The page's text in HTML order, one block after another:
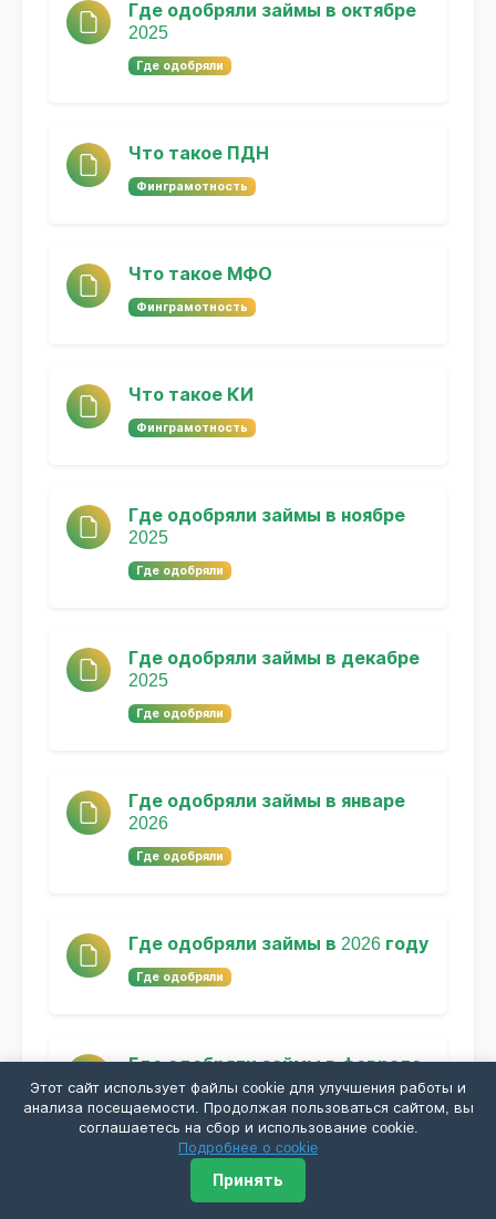
Где одобряли займы в октябре
2025
Где одобряли
Что такое ПДН
Финграмотность
Что такое МФО
Финграмотность
Что такое КИ
Финграмотность
Где одобряли займы в ноябре
2025
Где одобряли
Где одобряли займы в декабре
2025
Где одобряли
Где одобряли займы в январе
2026
Где одобряли
Где одобряли займы в 2026 году
Где одобряли
Где одобряли займы в феврале
2026
МФО 2026 - новые правила
Этот сайт использует файлы cookie для улучшения работы и
анализа посещаемости. Продолжая пользоваться сайтом, вы
соглашаетесь на сбор и использование cookie.
Подробнее о cookie
Принять